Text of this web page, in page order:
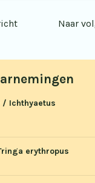
/ Ichthyaetus
erythropus
Naar